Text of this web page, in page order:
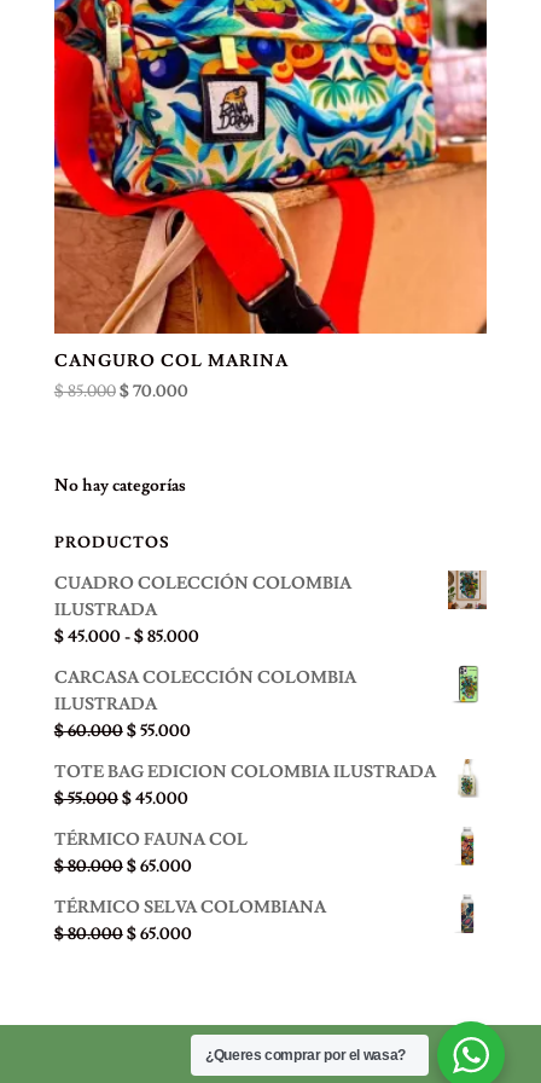
CANGURO COL MARINA
$85.000El
$ 85.000.
$70.000El
No hay categorías
PRODUCTOS
CUADRO COLECCIÓN COLOMBIA
ILUSTRADA
$45.000-$85.000Rango
precios:
hasta
CARCASA COLECCIÓN COLOMBIA
ILUSTRADA
$60.000El
original
era:
$ 60.000.
$55.000El
actual
$ 55.000.
TOTE BAG EDICION COLOMBIA ILUSTRADA
$55.000El
original
era:
$ 55.000.
$45.000El
actual
es:
$ 45.000.
TÉRMICO FAUNA COL
$80.000El
original
era:
$65.000El
actual
es:
TÉRMICO SELVA COLOMBIANA
$80.000El
$ 80.000.
$65.000El
$ 65.000.
¿Queres comprar por el wasa?